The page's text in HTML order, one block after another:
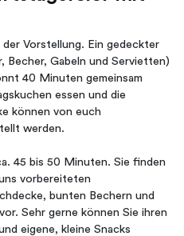
Vorstellung. Ein gedeckter
Becher, Gabeln und Servietten)
40 Minuten gemeinsam
essen und die
können von euch
werden.
45 bis 50 Minuten. Sie finden
vorbereiteten
bunten Bechern und
Sehr gerne können Sie ihren
eigene, kleine Snacks